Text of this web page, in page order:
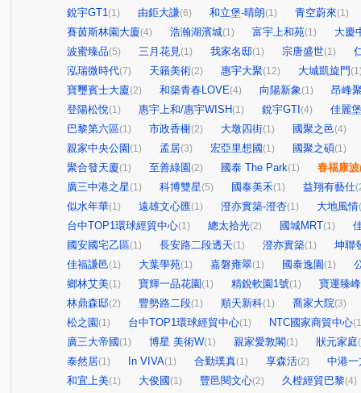
銳宇GT1(1) 由鉅大謙(6) 和立堡-晴朗(1) 青空蔚來(1)
賽茵斯林園大廈(4) 浩瀚湖濱城(1) 富宇上和苑(1)
大慶
波蜜臻品(5) 三月花見(1) 我家名邸(1) 宗唐盛世(1)
泓瑞微時代(7) 天籟美術(2) 惠宇大聚(12) 大城凱旋門
寶璽賓士大廈(2) 和築青春LOVE(4) 向陽新象(1)
昂峰
登陽松悅(1) 惠宇上和/惠宇WISH(1) 銳宇GTI (4)
佳麗堡
巴黎第六區(1) 市政香榭(2) 大墩四街(1) 國聚之邑(4)
親家中央公園 (1) 孟居(3) 宏亞里想國 (1) 國聚之碩(1)
聚合發天廈(1) 至善綠園 (2) 國泰 The Park(1) 春福康波
廣三中港之星(1) 科博雙星(5) 國泰美禾(1) 益翔有藝仕
似水年華(1) 遠雄文心匯(1) 澄亦實築-澄杏(1) 大地風情
台中TOP1環球經貿中心(1) 總太拾光(2) 國城MRT(1)
國安國宅乙區(1) 長安路二段透天(1) 澄亦實築(1)
坤聯
佳福謙邑(1) 大葉學苑(1) 嘉磐雍翠(1) 國泰逸園 (1)
鄉林艾美(1) 寶輝一品花園 (1) 精銳軟園1號(1)
寶運臻峰
林鼎森邸(2) 豐勢路二段(1) 順天新科(1) 喬家大院(3)
松之園 (1) 台中TOP1環球經貿中心(1) NTC國家商貿中心
廣三大帝國 (1) 博星 美術W(1) 親家愛敦閣(1) 狀元家庭
泰然居(1) In VIVA(1) 合勤璞真(1) 享森活(2)
中港一
和宜上美(1) 大俊國 (1) 豐邑閱文心(2) 久樘經貿巴黎(4)